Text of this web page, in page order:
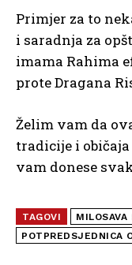
Primjer za to
i saradnja za
imama Rahima
prote Dragana
Želim vam da
tradicije i
vam donese
TAGOVI
MILOSAVA
POTPREDSJEDNICA